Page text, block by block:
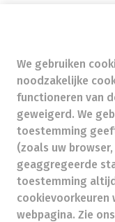
Beroepstitel:
Bond
Valt onder
02/537.42.67,
Deontologie:
We gebruiken
noodzakelijke
functioneren van
geweigerd. We
toestemming
(zoals uw
geaggregeerde
toestemming
cookievoorkeuren
webpagina. Zie ons